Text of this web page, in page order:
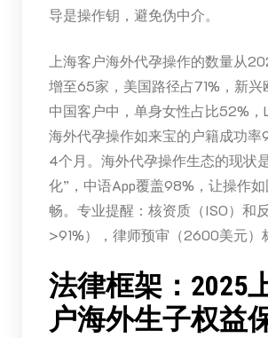
导是操作钥，避免伪中介。
上海客户海外代孕操作的数量从
增至65家，美国路径占71%，新兴
中国客户中，单身女性占比52%，
海外代孕操作如来宝的户籍成功率
4个月。海外代孕操作生态的现状
化”，中语App覆盖98%，让操作
畅。专业提醒：核资质（ISO）和
>91%），律师预审（2600美元）
法律框架：2025
户海外生子权益